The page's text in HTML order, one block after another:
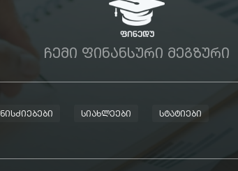
ᲩᲔᲛᲘ ᲤᲘᲜᲐᲜᲡᲣᲠᲘ ᲛᲔᲒᲖᲣᲠᲘ
ᲡᲘᲐᲮᲚᲔᲔᲑᲘ ᲡᲢᲐᲢᲘᲔᲑᲘ